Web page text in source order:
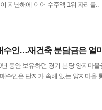
지난해에 이어 수주액 1위 자리를..
수인…재건축 분담금은 얼
동안 보유하던 경기 분당 양지마
수인은 단지가 속해 있는 양지마을